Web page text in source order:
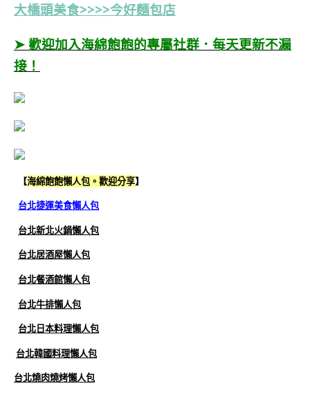
大橋頭美食>>>>今好麵包店
➤ 歡迎加入海綿飽飽的專屬社群．每天更新不漏
接！
【海綿飽飽懶人包。歡迎分享】
台北捷運美食懶人包
台北新北火鍋懶人包
台北居酒屋懶人包
台北餐酒館懶人包
台北牛排懶人包
台北日本料理懶人包
台北韓國料理懶人包
台北燒肉燒烤懶人包